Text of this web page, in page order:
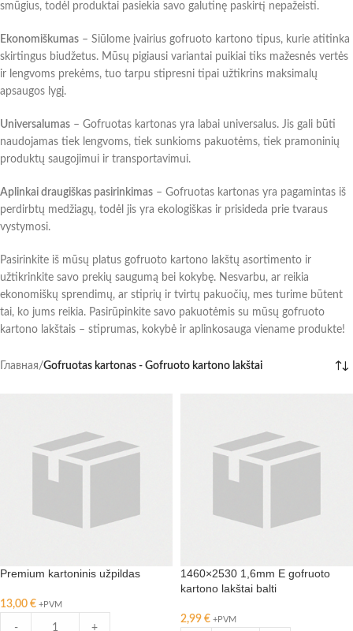
smūgius, todėl produktai pasiekia savo galutinę paskirtį nepažeisti.
Ekonomiškumas – Siūlome įvairius gofruoto kartono tipus, kurie atitinka
skirtingus biudžetus. Mūsų pigiausi variantai puikiai tiks mažesnės vertės
ir lengvoms prekėms, tuo tarpu stipresni tipai užtikrins maksimalų
apsaugos lygį.
Universalumas – Gofruotas kartonas yra labai universalus. Jis gali būti
naudojamas tiek lengvoms, tiek sunkioms pakuotėms, tiek pramoninių
produktų saugojimui ir transportavimui.
Aplinkai draugiškas pasirinkimas – Gofruotas kartonas yra pagamintas iš
perdirbtų medžiagų, todėl jis yra ekologiškas ir prisideda prie tvaraus
vystymosi.
Pasirinkite iš mūsų platus gofruoto kartono lakštų asortimento ir
užtikrinkite savo prekių saugumą bei kokybę. Nesvarbu, ar reikia
ekonomiškų sprendimų, ar stiprių ir tvirtų pakuočių, mes turime būtent
tai, ko jums reikia. Pasirūpinkite savo pakuotėmis su mūsų gofruoto
kartono lakštais – stiprumas, kokybė ir aplinkosauga viename produkte!
Главная/Gofruotas kartonas - Gofruoto kartono lakštai
Premium kartoninis užpildas
13,00 € +PVM
- +
1460×2530 1,6mm E gofruoto
kartono lakštai balti
2,99 € +PVM